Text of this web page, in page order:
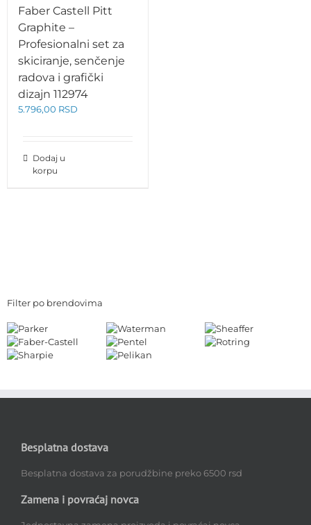
Faber Castell Pitt
Graphite –
Profesionalni set za
skiciranje, senčenje
radova i grafički
dizajn 112974
5.796,00 RSD
Dodaj u
korpu
Filter po brendovima
Besplatna dostava
Besplatna dostava za porudžbine preko 6500 rsd
Zamena i povraćaj novca